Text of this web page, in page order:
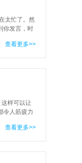
太忙了。然
你发言，时
查看更多>>
样可以让
令人筋疲力
查看更多>>